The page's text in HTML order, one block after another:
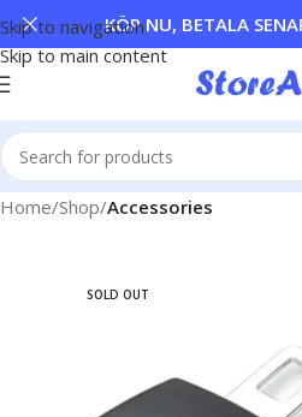
Skip to navigation
Skip to main content
KÖP NU, BETALA
Home Shop Accessories
SOLD OUT